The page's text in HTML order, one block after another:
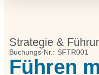
Strategie &
Buchungs-Nr.: SFTR001
Führen